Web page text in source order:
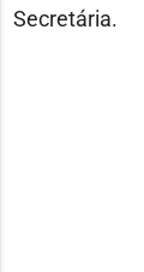
Secretária.